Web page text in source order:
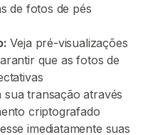
de fotos de pés
Veja pré-visualizações
que as fotos de
sua transação através
criptografado
imediatamente suas